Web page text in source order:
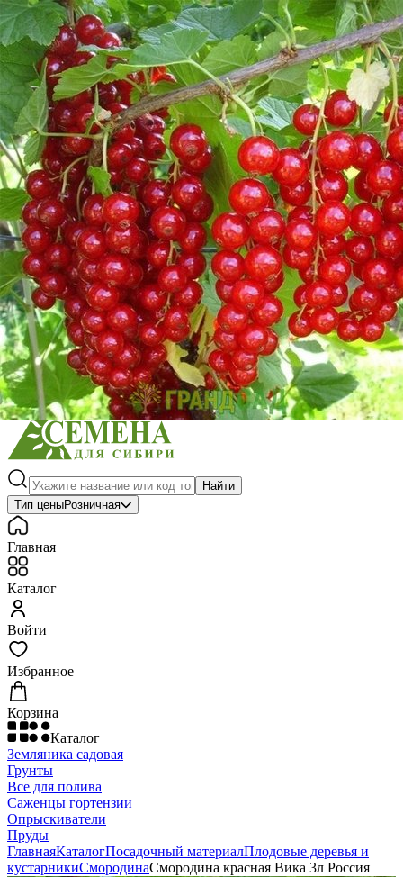
Выберите город
Обратный звонокЗаказать обратный звонок
Каталог
Семена
Грунты
Газонные травы, сидераты
Горшки, рассадники, аксессуары
Посадочный материал
Садовый инструмент, инвентарь
Консервирование
Средства защиты, удобрения, добавки, химия
Обустройство сада, декор
Найти
Тип ценыРозничная
Главная
Каталог
Войти
Избранное
Корзина
Каталог
Земляника садовая
Грунты
Все для полива
Саженцы гортензии
Опрыскиватели
Пруды
ГлавнаяКаталогПосадочный материалПлодовые деревья и
кустарникиСмородинаСмородина красная Вика 3л Россия